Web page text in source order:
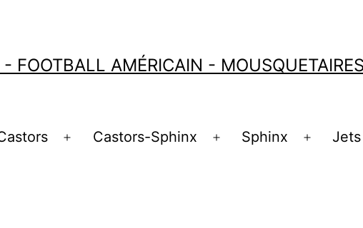
FOOTBALL AMÉRICAIN -
Ouvrir
Castors-Sphinx
Ouvrir
Sphinx
Ouvrir
Jets